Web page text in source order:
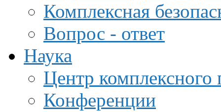
Комплексная
Вопрос - ответ
Наука
Центр
Конференции